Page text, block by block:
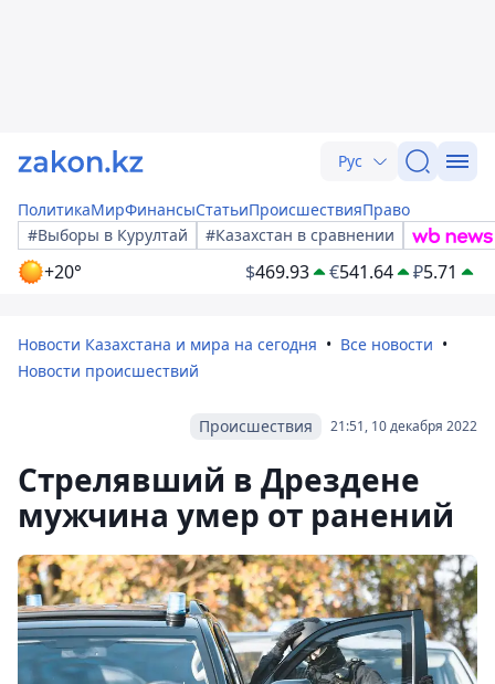
Рус
ПолитикаМирФинансыСтатьиПроисшествияПраво
#Выборы в Курултай
#Казахстан в сравнении
+20° $469.93 €541.64 ₽5.71
Новости Казахстана и мира на сегодня
Все новости
Новости происшествий
21:51, 10 декабря 2022
Происшествия
Стрелявший в Дрездене
мужчина умер от ранений